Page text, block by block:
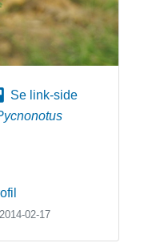
Se link-side
2014-02-17